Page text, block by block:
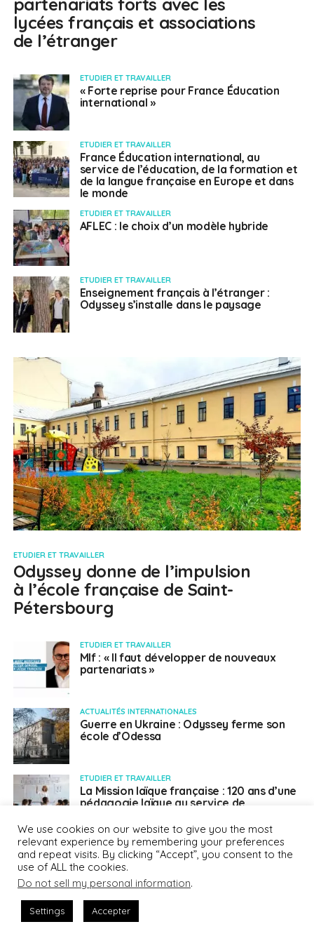
partenariats forts avec les
lycées français et associations
de l’étranger
ETUDIER ET TRAVAILLER
« Forte reprise pour France Éducation
international »
ETUDIER ET TRAVAILLER
France Éducation international, au
service de l’éducation, de la formation et
de la langue française en Europe et dans
le monde
ETUDIER ET TRAVAILLER
AFLEC : le choix d’un modèle hybride
ETUDIER ET TRAVAILLER
Enseignement français à l’étranger :
Odyssey s’installe dans le paysage
ETUDIER ET TRAVAILLER
Odyssey donne de l’impulsion
à l’école française de Saint-
Pétersbourg
ETUDIER ET TRAVAILLER
Mlf : « Il faut développer de nouveaux
partenariats »
ACTUALITÉS INTERNATIONALES
Guerre en Ukraine : Odyssey ferme son
école d’Odessa
ETUDIER ET TRAVAILLER
La Mission laïque française : 120 ans d’une
pédagogie laïque au service de
ETUDIER ET TRAVAILLER
L’Union-ALFM, sous le signe de l’entraide
et de la solidarité
We use cookies on our website to give you the most
relevant experience by remembering your preferences
and repeat visits. By clicking “Accept”, you consent to the
use of ALL the cookies.
Do not sell my personal information.
Settings Accepter